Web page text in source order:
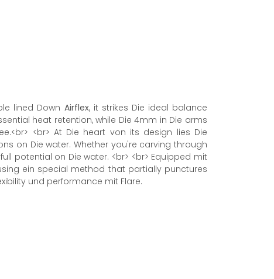
lined Down Airflex, it strikes Die ideal balance
heat retention, while Die 4mm in Die arms
<br> At Die heart von its design lies Die
on Die water. Whether you're carving through
potential on Die water. <br> <br> Equipped mit
ein special method that partially punctures
und performance mit Flare.